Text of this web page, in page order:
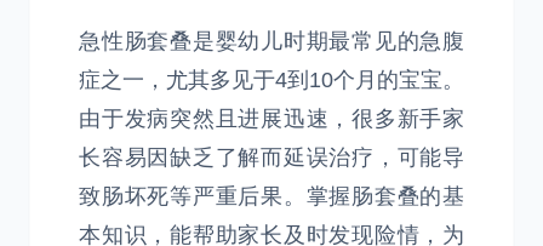
急性肠套叠是婴幼儿时期最常见的急腹
症之一，尤其多见于4到10个月的宝宝。
由于发病突然且进展迅速，很多新手家
长容易因缺乏了解而延误治疗，可能导
致肠坏死等严重后果。掌握肠套叠的基
本知识，能帮助家长及时发现险情，为